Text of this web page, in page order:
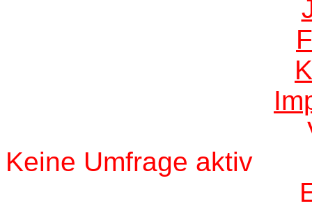
Keine Umfrage aktiv